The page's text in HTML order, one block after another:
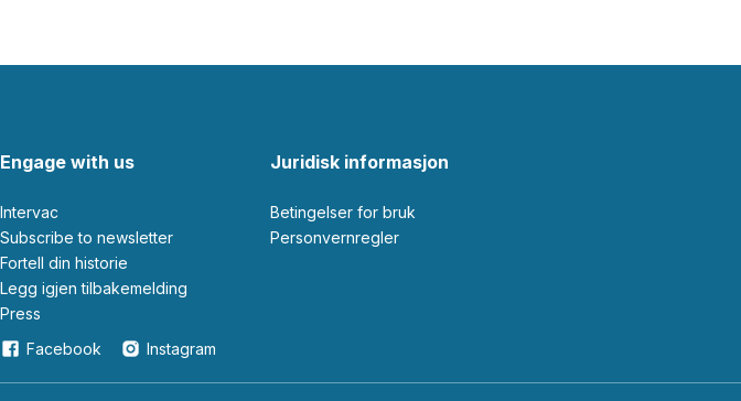
Engage with us
Intervac
Subscribe to newsletter
Fortell din historie
Legg igjen tilbakemelding
Press
Facebook
Instagram
Juridisk informasjon
Betingelser for bruk
Personvernregler